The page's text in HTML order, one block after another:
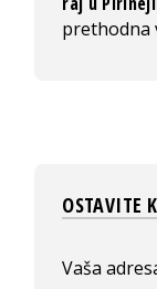
prethodna
OSTAVITE
Vaša